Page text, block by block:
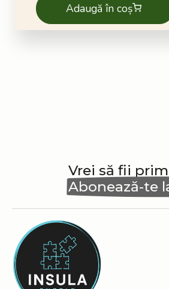
Adaugă în coș
Vrei să fii
Abonează-te